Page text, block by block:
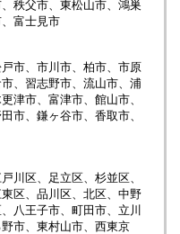
秩父市、東松山市、鴻巣
富士見市
市、市川市、柏市、市原
、習志野市、流山市、浦
津市、富津市、館山市、
市、鎌ヶ谷市、香取市、
川区、足立区、杉並区、
区、品川区、北区、中野
八王子市、町田市、立川
市、東村山市、西東京